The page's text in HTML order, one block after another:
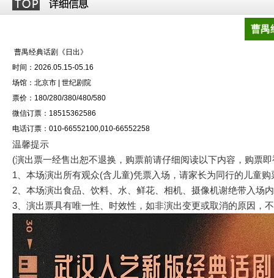
曹禺
曹禺经典话剧《日出》
时间：2026.05.15-05.16
场馆：北京市 | 世纪剧院
票价：180/280/380/480/580
微信订票：18515362586
电话订票：010-66552100,010-66552258
温馨提示
(演出票一经售出恕不退换，购票前请仔细阅读以下内容，购票
1、本场演出所有观众(含儿童)凭票入场，请家长为同行的儿童购
2、本场演出食品、饮料、水、鲜花、相机、摄像机谢绝带入场内
3、演出票具有唯一性、时效性，如非演出变更或取消的原因，